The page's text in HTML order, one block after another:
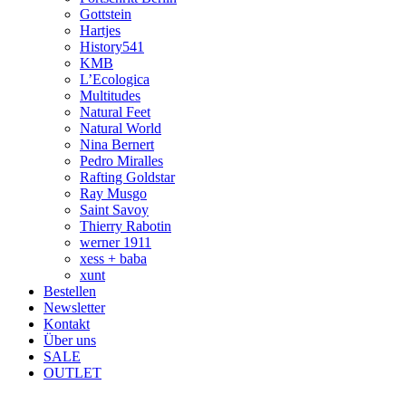
Gottstein
Hartjes
History541
KMB
L’Ecologica
Multitudes
Natural Feet
Natural World
Nina Bernert
Pedro Miralles
Rafting Goldstar
Ray Musgo
Saint Savoy
Thierry Rabotin
werner 1911
xess + baba
xunt
Bestellen
Newsletter
Kontakt
Über uns
SALE
OUTLET